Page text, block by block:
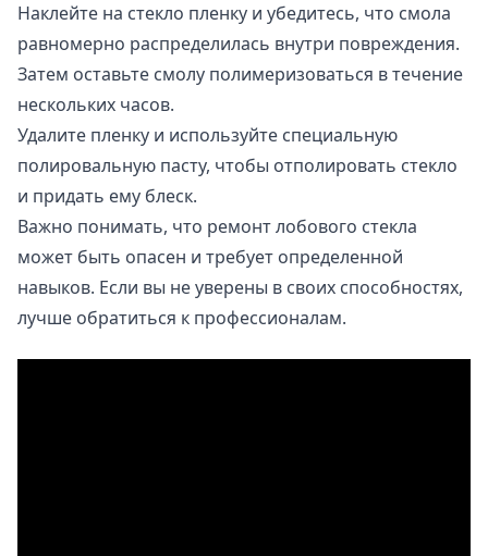
Наклейте на стекло пленку и убедитесь, что смола
равномерно распределилась внутри повреждения.
Затем оставьте смолу полимеризоваться в течение
нескольких часов.
Удалите пленку и используйте специальную
полировальную пасту, чтобы отполировать стекло
и придать ему блеск.
Важно понимать, что ремонт лобового стекла
может быть опасен и требует определенной
навыков. Если вы не уверены в своих способностях,
лучше обратиться к профессионалам.